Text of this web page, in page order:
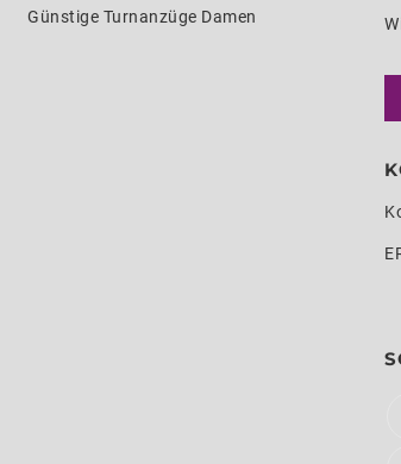
Günstige Turnanzüge Damen